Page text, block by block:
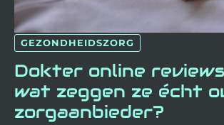
GEZONDHEIDSZORG
Dokter online
wat zeggen ze écht
zorgaanbieder?